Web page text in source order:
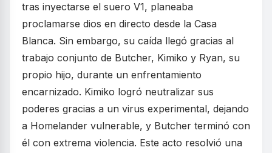
tras inyectarse el suero V1, planeaba
proclamarse dios en directo desde la Casa
Blanca. Sin embargo, su caída llegó gracias al
trabajo conjunto de Butcher, Kimiko y Ryan, su
propio hijo, durante un enfrentamiento
encarnizado. Kimiko logró neutralizar sus
poderes gracias a un virus experimental, dejando
a Homelander vulnerable, y Butcher terminó con
él con extrema violencia. Este acto resolvió una